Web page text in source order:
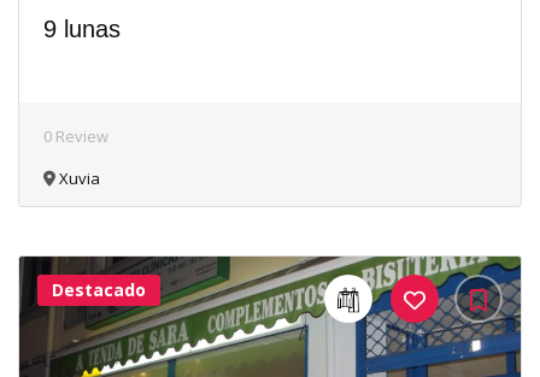
9 lunas
0 Review
Xuvia
40Me
Gusta
Destacado